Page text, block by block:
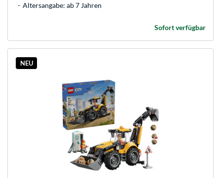
Altersangabe: ab 7 Jahren
Sofort verfügbar
NEU